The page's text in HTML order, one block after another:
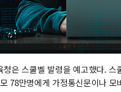
청은 스쿨벨 발령을 예고했다.
78만명에게 가정통신문이나